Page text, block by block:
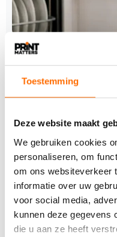
Toestemming
Deze website maakt
We gebruiken cookies
personaliseren, om
om ons websiteverkeer
informatie over uw
voor social media,
kunnen deze gegevens
die u aan ze heeft
Roland DG
EUV-H
Roland DG heeft
nieuwe…